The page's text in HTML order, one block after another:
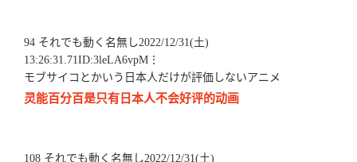
94 それでも動く名無し2022/12/31(土)
13:26:31.71ID:3leLA6vpM⋮
モブサイコとかいう日本人だけが評価しないアニメ
灵能百分百是只有日本人不会好评的动画
108 それでも動く名無し2022/12/31(土)